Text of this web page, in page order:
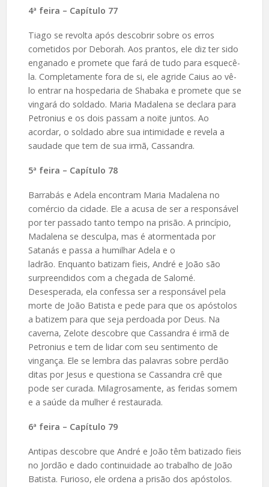
4ª feira – Capítulo 77
Tiago se revolta após descobrir sobre os erros
cometidos por Deborah. Aos prantos, ele diz ter sido
enganado e promete que fará de tudo para esquecê-
la. Completamente fora de si, ele agride Caius ao vê-
lo entrar na hospedaria de Shabaka e promete que se
vingará do soldado. Maria Madalena se declara para
Petronius e os dois passam a noite juntos. Ao
acordar, o soldado abre sua intimidade e revela a
saudade que tem de sua irmã, Cassandra.
5ª feira – Capítulo 78
Barrabás e Adela encontram Maria Madalena no
comércio da cidade. Ele a acusa de ser a responsável
por ter passado tanto tempo na prisão. A princípio,
Madalena se desculpa, mas é atormentada por
Satanás e passa a humilhar Adela e o
ladrão. Enquanto batizam fieis, André e João são
surpreendidos com a chegada de Salomé.
Desesperada, ela confessa ser a responsável pela
morte de João Batista e pede para que os apóstolos
a batizem para que seja perdoada por Deus. Na
caverna, Zelote descobre que Cassandra é irmã de
Petronius e tem de lidar com seu sentimento de
vingança. Ele se lembra das palavras sobre perdão
ditas por Jesus e questiona se Cassandra crê que
pode ser curada. Milagrosamente, as feridas somem
e a saúde da mulher é restaurada.
6ª feira – Capítulo 79
Antipas descobre que André e João têm batizado fieis
no Jordão e dado continuidade ao trabalho de João
Batista. Furioso, ele ordena a prisão dos apóstolos.